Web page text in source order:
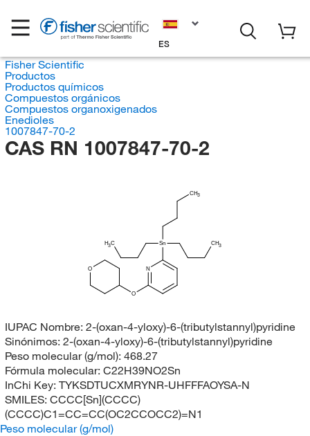
ES
Fisher Scientific
Productos
Productos químicos
Compuestos orgánicos
Compuestos organoxigenados
Enedioles
1007847-70-2
CAS RN 1007847-70-2
CH3
Sn
H3C CH3
N
O
O
IUPAC Nombre: 2-(oxan-4-yloxy)-6-(tributylstannyl)pyridine
Sinónimos: 2-(oxan-4-yloxy)-6-(tributylstannyl)pyridine
Peso molecular (g/mol): 468.27
Fórmula molecular: C22H39NO2Sn
InChi Key: TYKSDTUCXMRYNR-UHFFFAOYSA-N
SMILES: CCCC[Sn](CCCC)
(CCCC)C1=CC=CC(OC2CCOCC2)=N1
Peso molecular (g/mol)